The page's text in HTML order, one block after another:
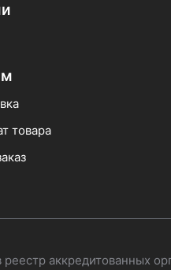
товара
аккредитованных